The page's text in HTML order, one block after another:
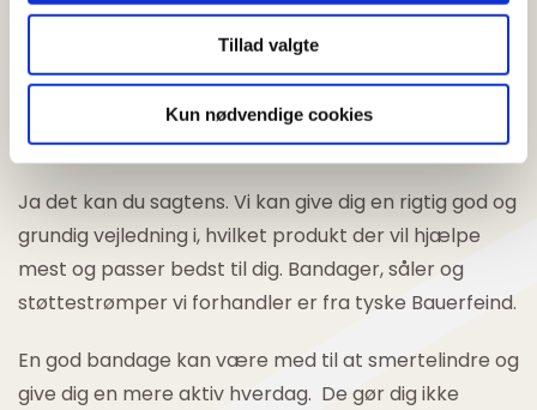
Tillad valgte
Kun nødvendige cookies
Kan man købe såler, bandager
eller støttestrømper hos jer?
Ja det kan du sagtens. Vi kan give dig en rigtig god og
grundig vejledning i, hvilket produkt der vil hjælpe
mest og passer bedst til dig. Bandager, såler og
støttestrømper vi forhandler er fra tyske Bauerfeind.
En god bandage kan være med til at smertelindre og
give dig en mere aktiv hverdag. De gør dig ikke